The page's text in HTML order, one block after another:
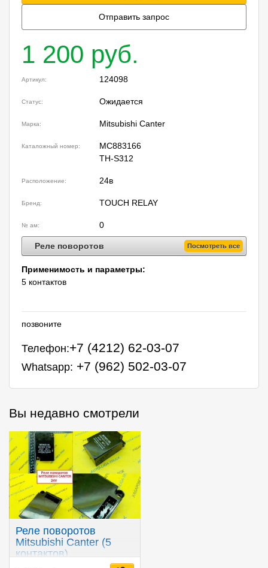
Отправить запрос
1 200 руб.
Артикул: 124098
Статус: Ожидается
Марка: Mitsubishi Canter
Каталожный номер:
MC883166
TH-S312
Расположение: 24в
Бренд: TOUCH RELAY
№ ам: 0
Реле поворотов Посмотреть все
Применимость и параметры:
5 контактов
позвоните
Телефон:+7 (4212) 62-03-07
Whatsapp: +7 (962) 502-03-07
Вы недавно смотрели
Реле поворотов
Mitsubishi Canter (5
контактов)